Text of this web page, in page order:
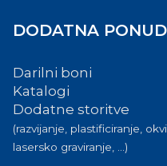
DODATNA
Darilni boni
Katalogi
Dodatne storitve
(razvijanje, plastificiranje,
lasersko graviranje, ...)